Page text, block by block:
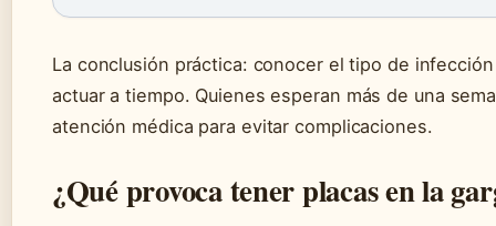
La conclusión práctica: conocer el tipo de
actuar a tiempo. Quienes esperan más de una
atención médica para evitar complicaciones.
¿Qué provoca tener placas en la